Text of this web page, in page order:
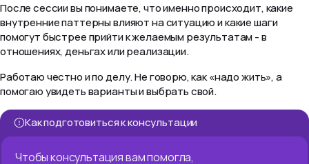
После сессии вы понимаете, что именно происходит, какие
внутренние паттерны влияют на ситуацию и какие шаги
помогут быстрее прийти к желаемым результатам - в
отношениях, деньгах или реализации.
Работаю честно и по делу. Не говорю, как «надо жить», а
помогаю увидеть варианты и выбрать свой.
Как подготовиться к консультации
Чтобы консультация вам помогла,